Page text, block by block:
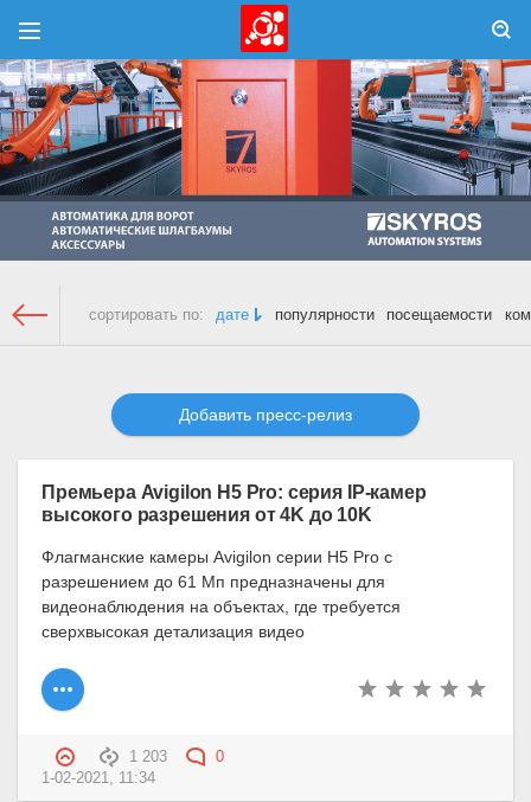
сортировать по: дате популярности посещаемости
Добавить пресс-релиз
Премьера Avigilon H5 Pro: серия IP-камер
высокого разрешения от 4K до 10K
Флагманские камеры Avigilon серии H5 Pro с
разрешением до 61 Мп предназначены для
видеонаблюдения на объектах, где требуется
сверхвысокая детализация видео
1 203
0
1-02-2021, 11:34